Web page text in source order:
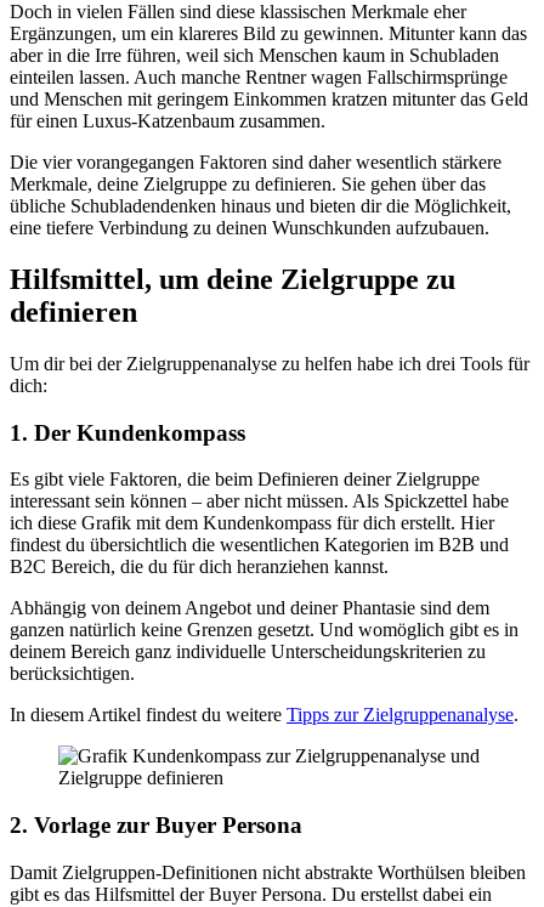
Doch in vielen Fällen sind diese klassischen Merkmale eher
Ergänzungen, um ein klareres Bild zu gewinnen. Mitunter kann das
aber in die Irre führen, weil sich Menschen kaum in Schubladen
einteilen lassen. Auch manche Rentner wagen Fallschirmsprünge
und Menschen mit geringem Einkommen kratzen mitunter das Geld
für einen Luxus-Katzenbaum zusammen.
Die vier vorangegangen Faktoren sind daher wesentlich stärkere
Merkmale, deine Zielgruppe zu definieren. Sie gehen über das
übliche Schubladendenken hinaus und bieten dir die Möglichkeit,
eine tiefere Verbindung zu deinen Wunschkunden aufzubauen.
Hilfsmittel, um deine Zielgruppe zu
definieren
Um dir bei der Zielgruppenanalyse zu helfen habe ich drei Tools für
dich:
1. Der Kundenkompass
Es gibt viele Faktoren, die beim Definieren deiner Zielgruppe
interessant sein können – aber nicht müssen. Als Spickzettel habe
ich diese Grafik mit dem Kundenkompass für dich erstellt. Hier
findest du übersichtlich die wesentlichen Kategorien im B2B und
B2C Bereich, die du für dich heranziehen kannst.
Abhängig von deinem Angebot und deiner Phantasie sind dem
ganzen natürlich keine Grenzen gesetzt. Und womöglich gibt es in
deinem Bereich ganz individuelle Unterscheidungskriterien zu
berücksichtigen.
In diesem Artikel findest du weitere Tipps zur Zielgruppenanalyse.
2. Vorlage zur Buyer Persona
Damit Zielgruppen-Definitionen nicht abstrakte Worthülsen bleiben
gibt es das Hilfsmittel der Buyer Persona. Du erstellst dabei ein